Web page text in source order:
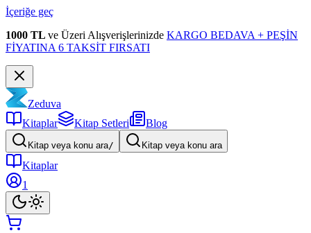
İçeriğe geç
1000 TL ve Üzeri Alışverişlerinizde KARGO BEDAVA + PEŞİN
FİYATINA 6 TAKSİT FIRSATI
Zeduva
Kitaplar
Kitap Setleri Blog
Kitap veya konu ara/ Kitap veya konu ara
Kitaplar
1